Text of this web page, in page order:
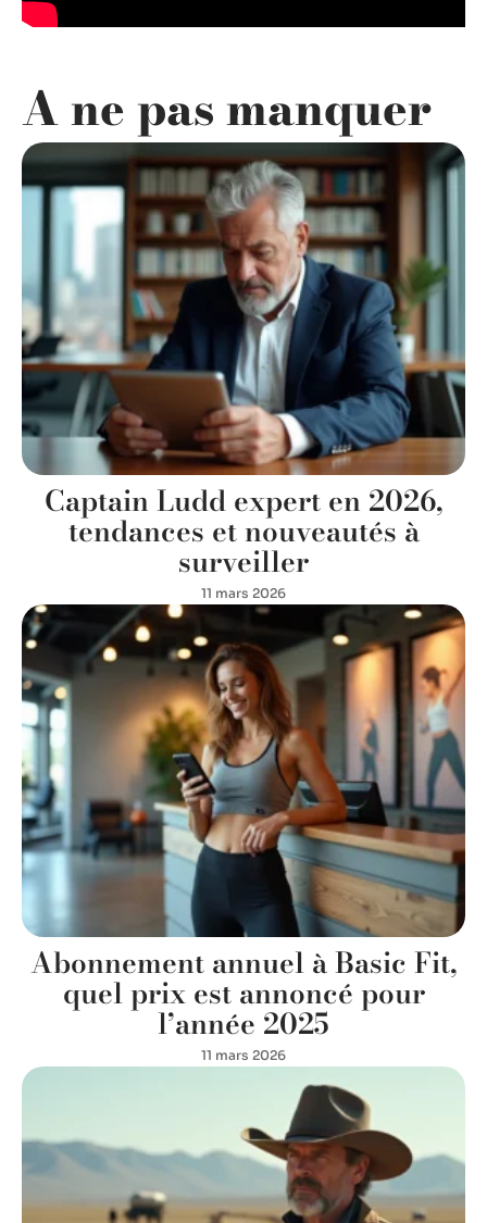
A ne pas manquer
Captain Ludd expert en 2026,
tendances et nouveautés à
surveiller
11 mars 2026
Abonnement annuel à Basic Fit,
quel prix est annoncé pour
l’année 2025
11 mars 2026